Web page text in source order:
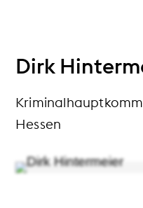
Dirk
Hessen